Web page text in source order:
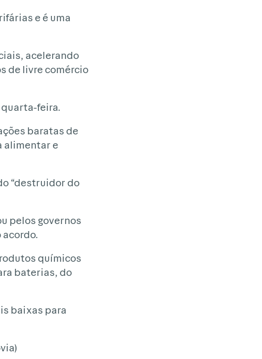
e é uma
acelerando
de livre comércio
quarta-feira.
baratas de
alimentar e
“destruidor do
pelos governos
acordo.
químicos
baterias, do
baixas para